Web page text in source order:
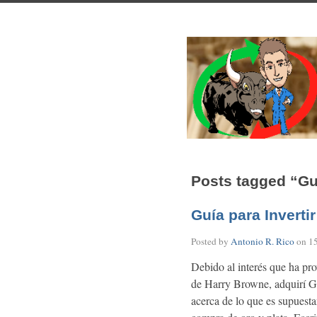
Posts tagged
Guía para
Posted by Antonio R. Ricoon
Debido al interés que ha
de Harry Browne, adquirí
acerca de lo que es